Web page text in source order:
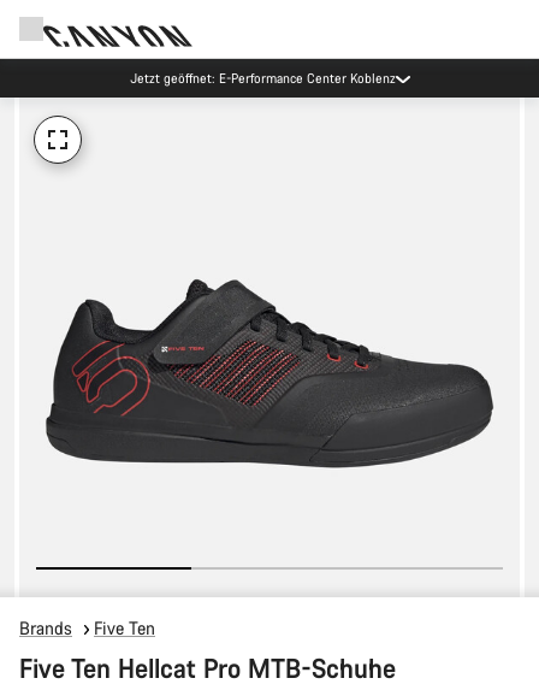
Jetzt geöffnet: E-Performance Center Koblenz
Brands Five Ten
Five Ten Hellcat Pro MTB-Schuhe